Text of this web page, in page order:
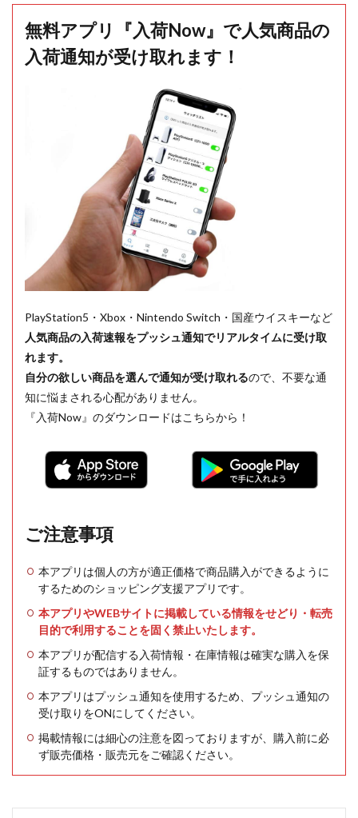
無料アプリ『入荷Now』で人気商品の
入荷通知が受け取れます！
PlayStation5・Xbox・Nintendo Switch・国産ウイスキーなど
人気商品の入荷速報をプッシュ通知でリアルタイムに受け取
れます。
自分の欲しい商品を選んで通知が受け取れるので、不要な通
知に悩まされる心配がありません。
『入荷Now』のダウンロードはこちらから！
ご注意事項
本アプリは個人の方が適正価格で商品購入ができるように
するためのショッピング支援アプリです。
本アプリやWEBサイトに掲載している情報をせどり・転売
目的で利用することを固く禁止いたします。
本アプリが配信する入荷情報・在庫情報は確実な購入を保
証するものではありません。
本アプリはプッシュ通知を使用するため、プッシュ通知の
受け取りをONにしてください。
掲載情報には細心の注意を図っておりますが、購入前に必
ず販売価格・販売元をご確認ください。